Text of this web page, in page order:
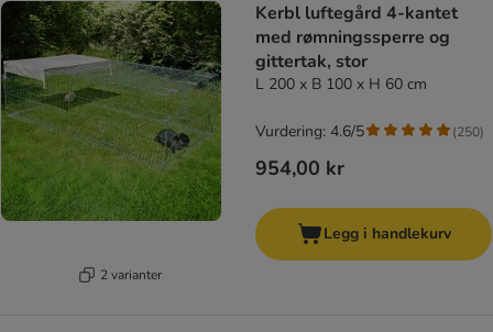
2 varianter
Kerbl luftegård 4-kantet
med rømningssperre og
gittertak, stor
L 200 x B 100 x H 60 cm
954,00 kr
Vurdering: 4.6/5 (250)
Legg i handlekurv